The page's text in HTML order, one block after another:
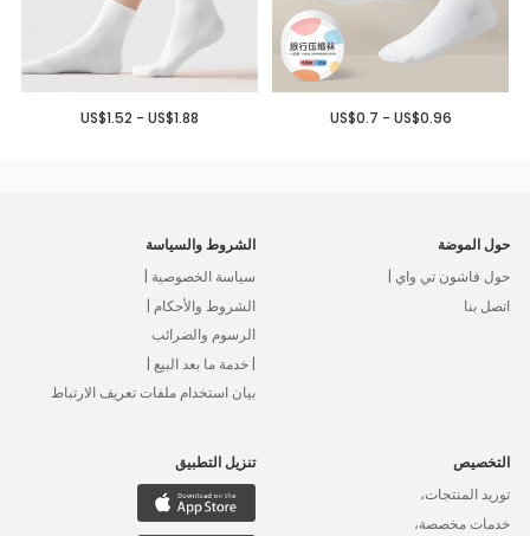
US$0.7 - US$0.96
US$1.52 - US$1.88
حول الموضة
حول فاشون تي واي |
اتصل بنا
الشروط والسياسة
سياسة الخصوصية |
الشروط والأحكام |
الرسوم والضرائب
| خدمة ما بعد البيع |
بيان استخدام ملفات تعريف الارتباط
التخصيص
توريد المنتجات،
خدمات مخصصة،
تنزيل التطبيق